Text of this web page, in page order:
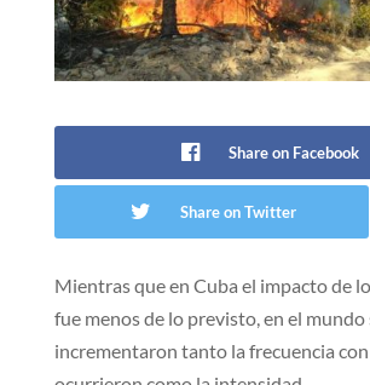
Share on Facebook
Share on Twitter
Mientras que en Cuba el impacto de
fue menos de lo previsto, en el mundo
incrementaron tanto la frecuencia